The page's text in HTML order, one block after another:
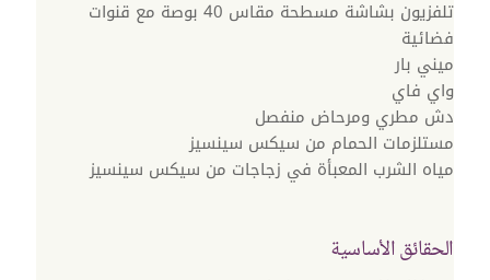
تلفزيون بشاشة مسطحة مقاس 40 بوصة مع قنوات
فضائية
ميني بار
واي فاي
دش مطري ومرحاض منفصل
مستلزمات الحمام من سيكس سينسيز
مياه الشرب المعبأة في زجاجات من سيكس سينسيز
الحقائق الأساسية